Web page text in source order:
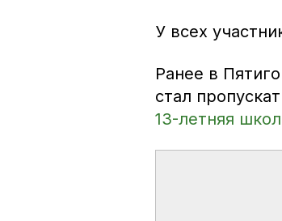
У всех
Ранее в
стал
13-летняя